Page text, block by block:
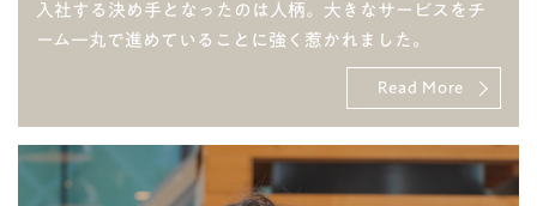
入社する決め手となったのは人柄。大きなサービスをチ
ーム一丸で進めていることに強く惹かれました。
Read More